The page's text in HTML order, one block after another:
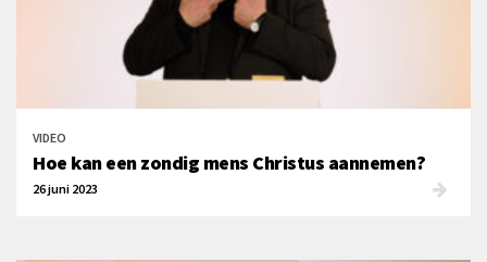
VIDEO
Hoe kan een zondig mens Christus aannemen?
26 juni 2023